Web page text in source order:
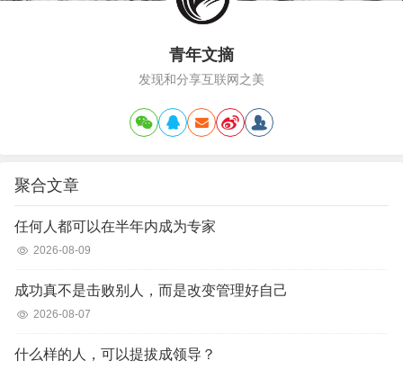
青年文摘
发现和分享互联网之美
聚合文章
任何人都可以在半年内成为专家
2026-08-09
成功真不是击败别人，而是改变管理好自己
2026-08-07
什么样的人，可以提拔成领导？